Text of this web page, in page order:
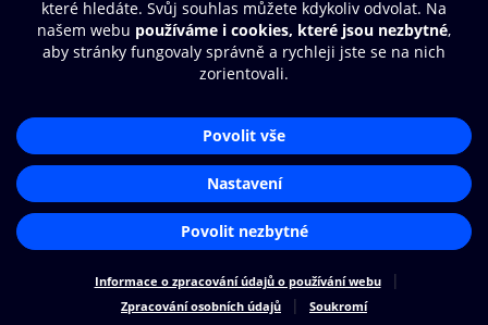
© O2 Czech Republic a.s.
Zásady zpracování osobních údajů
Nastavení cookies
Aplikace O2 Knihovna
Čti a poslouchej své e-knihy a
audioknihy rychleji a pohodlněji.